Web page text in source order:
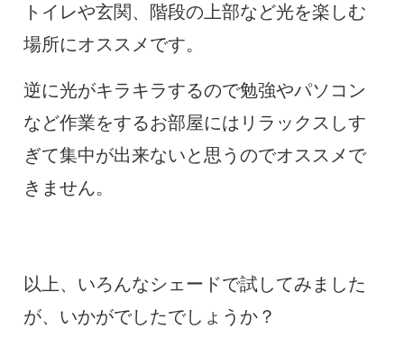
トイレや玄関、階段の上部など光を楽しむ
場所にオススメです。
逆に光がキラキラするので勉強やパソコン
など作業をするお部屋にはリラックスしす
ぎて集中が出来ないと思うのでオススメで
きません。
以上、いろんなシェードで試してみました
が、いかがでしたでしょうか？